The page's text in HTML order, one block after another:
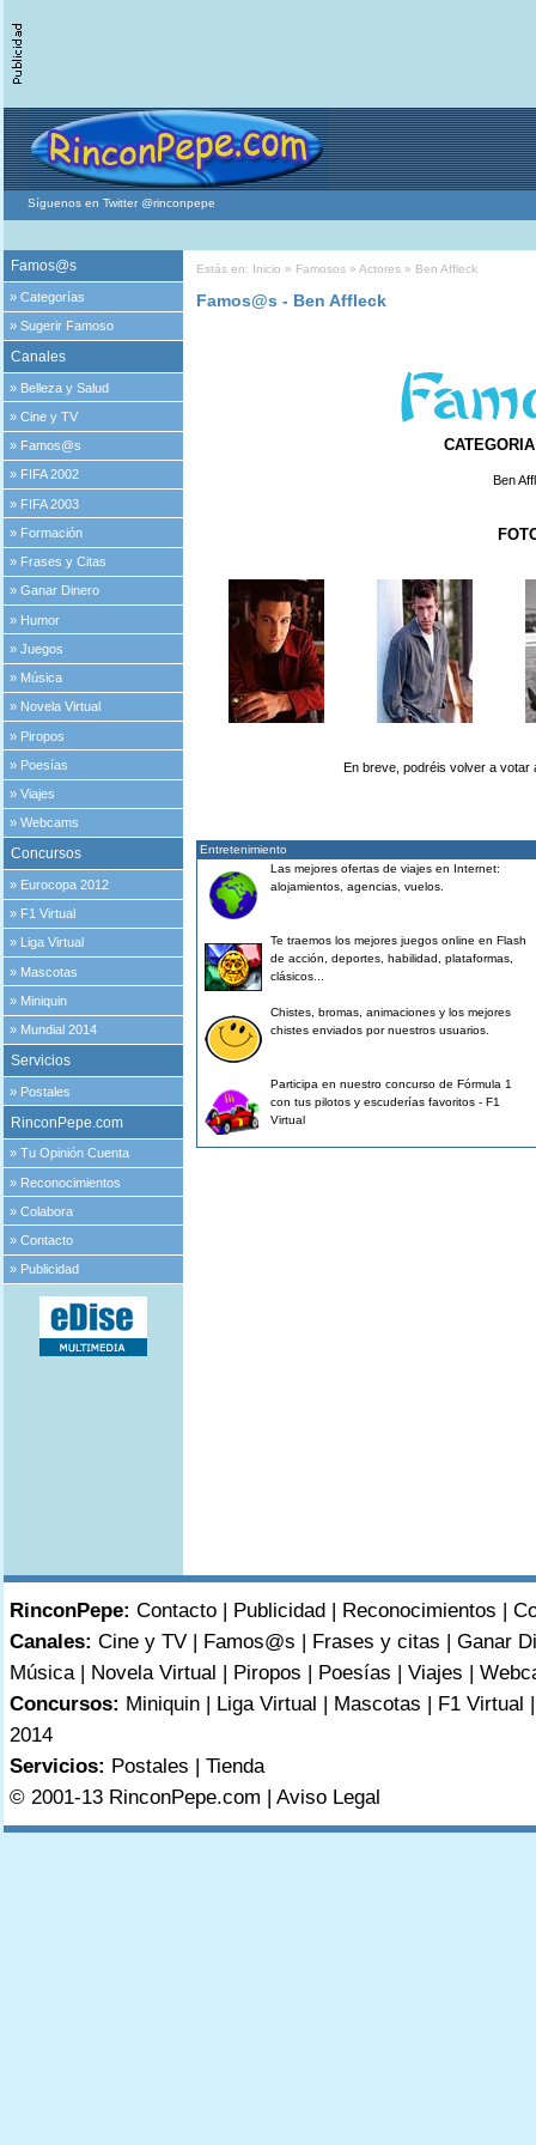
Síguenos en Twitter @rinconpepe
Famos@s
»Categorías
»Sugerir Famoso
Canales
» Belleza y Salud
»Cine y TV
» Famos@s
» FIFA 2002
» FIFA 2003
» Formación
» Frases y Citas
»Ganar Dinero
» Humor
»Juegos
» Música
» Novela Virtual
» Piropos
» Poesías
»Viajes
»Webcams
Concursos
» Eurocopa 2012
» F1 Virtual
» Liga Virtual
» Mascotas
» Miniquin
» Mundial 2014
Servicios
» Postales
RinconPepe.com
»Tu Opinión Cuenta
» Reconocimientos
»Colabora
»Contacto
» Publicidad
Estás en: Inicio » Famosos» Actores» Ben Affleck
Famos@s - Ben Affleck
Ben
En breve, podréis volver a
Entretenimiento
Las mejores ofertas de viajes en Internet:
alojamientos, agencias, vuelos.
Te traemos los mejores juegos online en Flash
de acción, deportes, habilidad, plataformas,
clásicos...
Chistes, bromas, animaciones y los mejores
chistes enviados por nuestros usuarios.
Participa en nuestro concurso de Fórmula 1
con tus pilotos y escuderías favoritos - F1
Virtual
RinconPepe: Contacto| Publicidad| Reconocimientos |
Canales: Cine y TV| Famos@s | Frases y citas | Ganar
Música| Novela Virtual | Piropos | Poesías | Viajes |
Concursos: Miniquin| Liga Virtual | Mascotas | F1 Virtual
2014
Servicios: Postales | Tienda
© 2001-13 RinconPepe.com | Aviso Legal